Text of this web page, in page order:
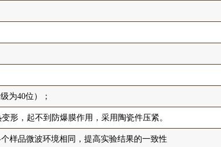
为40位）；
形，起不到防爆膜作用，采用陶瓷件压紧。
样品微波环境相同，提高实验结果的一致性